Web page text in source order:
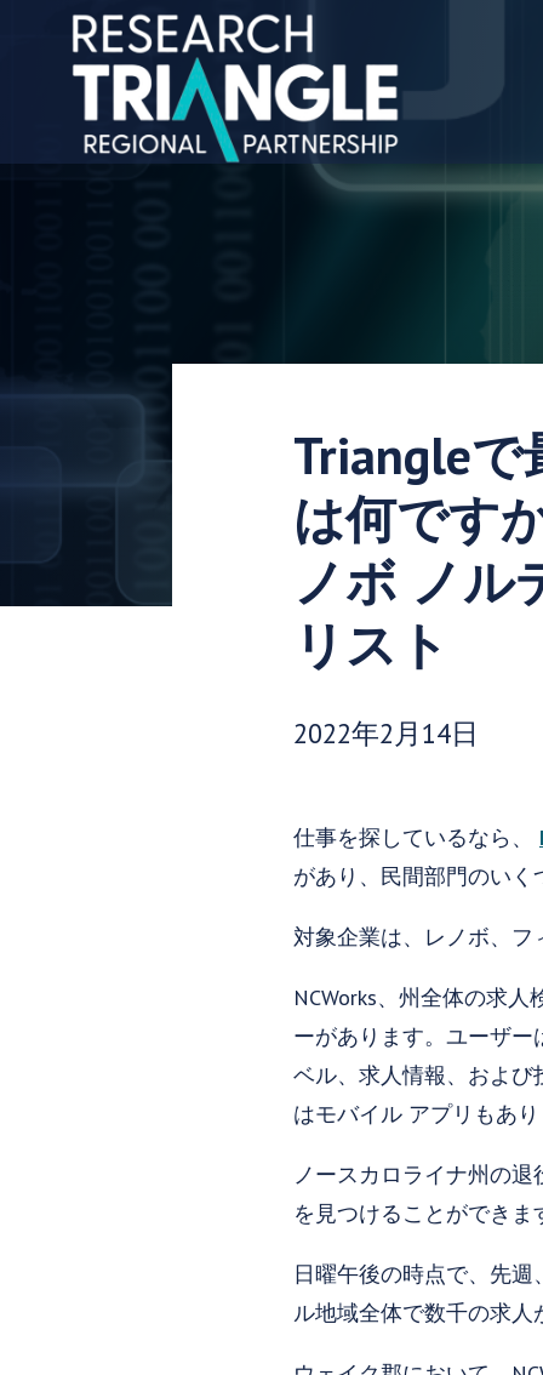
コンテンツにスキップ
Triangle
は何です
ノボ ノル
リスト
発行日:
2022年2月14日
仕事を探しているなら、
があり、民間部門のい
対象企業は、レノボ、
NCWorks、州全体の求
ーがあります。ユーザ
ベル、求人情報、および
はモバイル アプリもあ
ノースカロライナ州の
を見つけることができ
日曜午後の時点で、先週
ル地域全体で数千の求